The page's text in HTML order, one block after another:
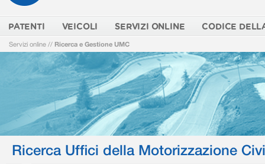
PATENTI VEICOLI SERVIZI ONLINE CODICE
Servizi online // Ricerca e Gestione UMC
Ricerca Uffici della Motorizzazione